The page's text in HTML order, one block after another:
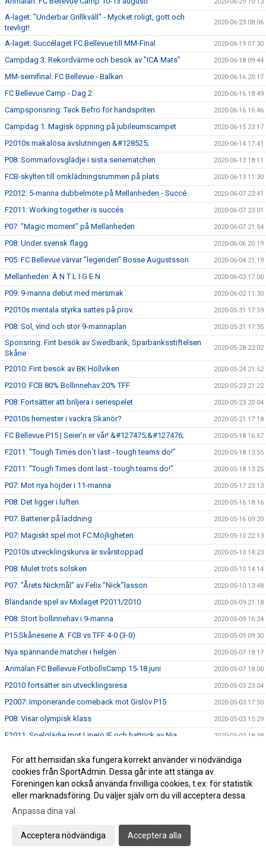
A-laget: ”Underbar Grillkväll” - Mycket roligt, gott och
trevligt!
2020-06-23 08:06
A-laget: Succélaget FC Bellevue till MM-Final 2020-06-19 07:30
Campdag 3: Rekordvärme och besök av ”ICA Mats” 2020-06-18 09:44
MM-semifinal: FC Bellevue - Balkan 2020-06-16 20:17
FC Bellevue Camp - Dag 2 2020-06-16 18:49
Campsponsring: Tack Befro för handspriten 2020-06-16 16:46
Campdag 1: Magisk öppning på jubileumscampet 2020-06-15 23:17
P2010s makalösa avslutningen &#128525; 2020-06-14 17:41
P08: Sommarlovsglädje i sista seriematchen 2020-06-13 18:11
FCB-skylten till omklädningsrummen på plats 2020-06-13 11:30
P2012: 5-manna dubbelmöte på Mellanheden - Succé 2020-06-07 23:41
F2011: Working together is succés 2020-06-07 23:01
P07: ”Magic moment” på Mellanheden 2020-06-07 21:54
P08: Under svensk flagg 2020-06-06 20:19
P05: FC Bellevue värvar ”legenden” Bosse Augustsson 2020-06-04 21:19
Mellanheden: Ä N T L I G E N 2020-06-03 17:00
P09: 9-manna debut med mersmak 2020-06-02 11:30
P2010s mentala styrka sattes på prov. 2020-05-31 17:59
P08: Sol, vind och stor 9-mannaplan 2020-05-31 17:35
Sponsring: Fint besök av Swedbank, Sparbanksstiftelsen
Skåne
2020-05-28 22:02
P2010: Fint besök av BK Höllviken 2020-05-24 21:52
P2010: FCB 80% Bollinnehav 20% TFF 2020-05-23 21:22
P08: Fortsätter att briljera i seriespelet 2020-05-23 20:04
P2010s hemester i vackra Skanör? 2020-05-21 17:18
FC Bellevue P15 | Seier’n er vår! &#127475;&#127476; 2020-05-18 16:57
F2011: "Tough Times don´t last - tough teams do!" 2020-05-18 13:55
F2011: "Tough Times dont last - tough teams do!" 2020-05-18 13:25
P07: Mot nya höjder i 11-manna 2020-05-17 23:13
P08: Det ligger i luften 2020-05-16 18:16
P07: Batterier på laddning 2020-05-16 09:20
P07: Magiskt spel mot FC Möjligheten 2020-05-10 22:13
P2010s utvecklingskurva är svårstoppad 2020-05-10 14:23
P08: Mulet trots solsken 2020-05-10 14:14
P07: ”Årets Nickmål” av Felix ”Nick”lasson 2020-05-10 13:48
Bländande spel av Mixlaget P2011/2010 2020-05-09 21:18
P08: Stort bollinnehav i 9-manna 2020-05-09 16:24
P15 Skåneserie A: FCB vs TFF 4-0 (3-0) 2020-05-09 09:30
Nya spännande matcher i helgen 2020-05-07 18:17
Anmälan FC Bellevue FotbollsCamp 15-18 juni 2020-05-07 18:00
P2010 fortsätter sin utvecklingsresa 2020-05-03 23:04
P2007: Imponerande comeback mot Gislöv P15 2020-05-03 17:50
P08: Visar olympisk klass 2020-05-03 15:29
F2011: Spelglädje mot Linero IF och hattrick av Nia 2020-05-02 18:38
Trevlig Valborg!
P07: Spelglädje mot FC Rosengård 2020-04-26 17:58
P08: Släpp fotbollskillarna loss, det är vår!
F2011: Tjejerna imponerar i hemmadebuten
P2010 maskinen åter i bruk.
För att hemsidan ska fungera korrekt använder vi nödvändiga
cookies från SportAdmin. Dessa går inte att stänga av.
Föreningen kan också använda frivilliga cookies, t.ex. för statistik
eller marknadsföring. Du väljer själv om du vill acceptera dessa.
Anpassa dina val
Acceptera nödvändiga Acceptera alla